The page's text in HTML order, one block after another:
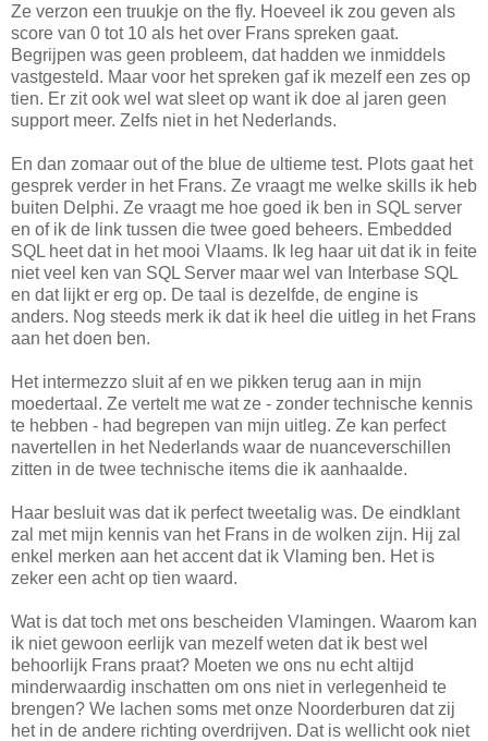
Ze verzon een truukje on the fly. Hoeveel ik zou geven als
score van 0 tot 10 als het over Frans spreken gaat.
Begrijpen was geen probleem, dat hadden we inmiddels
vastgesteld. Maar voor het spreken gaf ik mezelf een zes op
tien. Er zit ook wel wat sleet op want ik doe al jaren geen
support meer. Zelfs niet in het Nederlands.
En dan zomaar out of the blue de ultieme test. Plots gaat het
gesprek verder in het Frans. Ze vraagt me welke skills ik heb
buiten Delphi. Ze vraagt me hoe goed ik ben in SQL server
en of ik de link tussen die twee goed beheers. Embedded
SQL heet dat in het mooi Vlaams. Ik leg haar uit dat ik in feite
niet veel ken van SQL Server maar wel van Interbase SQL
en dat lijkt er erg op. De taal is dezelfde, de engine is
anders. Nog steeds merk ik dat ik heel die uitleg in het Frans
aan het doen ben.
Het intermezzo sluit af en we pikken terug aan in mijn
moedertaal. Ze vertelt me wat ze - zonder technische kennis
te hebben - had begrepen van mijn uitleg. Ze kan perfect
navertellen in het Nederlands waar de nuanceverschillen
zitten in de twee technische items die ik aanhaalde.
Haar besluit was dat ik perfect tweetalig was. De eindklant
zal met mijn kennis van het Frans in de wolken zijn. Hij zal
enkel merken aan het accent dat ik Vlaming ben. Het is
zeker een acht op tien waard.
Wat is dat toch met ons bescheiden Vlamingen. Waarom kan
ik niet gewoon eerlijk van mezelf weten dat ik best wel
behoorlijk Frans praat? Moeten we ons nu echt altijd
minderwaardig inschatten om ons niet in verlegenheid te
brengen? We lachen soms met onze Noorderburen dat zij
het in de andere richting overdrijven. Dat is wellicht ook niet